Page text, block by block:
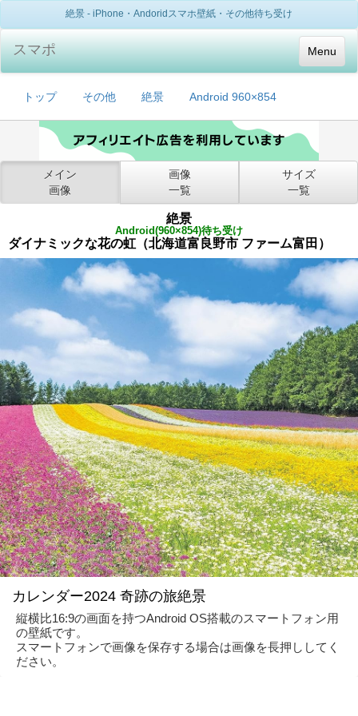
絶景 - iPhone・Andoridスマホ壁紙・その他待ち受け
Menu
スマポ
トップ その他 絶景 Android 960×854
メイン
画像
画像
一覧
サイズ
一覧
絶景
Android(960×854)待ち受け
ダイナミックな花の虹（北海道富良野市 ファーム富田）
カレンダー2024 奇跡の旅絶景
縦横比16:9の画面を持つAndroid OS搭載のスマートフォン用
の壁紙です。
スマートフォンで画像を保存する場合は画像を長押ししてく
ださい。